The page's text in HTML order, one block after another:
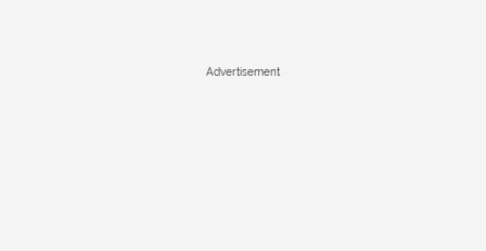
Advertisement